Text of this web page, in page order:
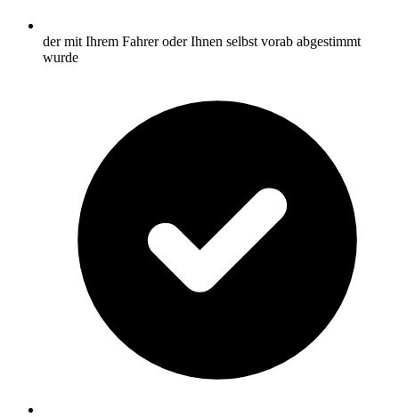
der mit Ihrem Fahrer oder Ihnen selbst vorab abgestimmt
wurde